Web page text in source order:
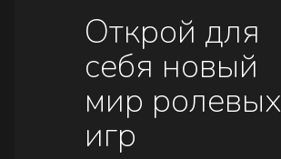
Открой для
себя новый
мир ролевых
игр